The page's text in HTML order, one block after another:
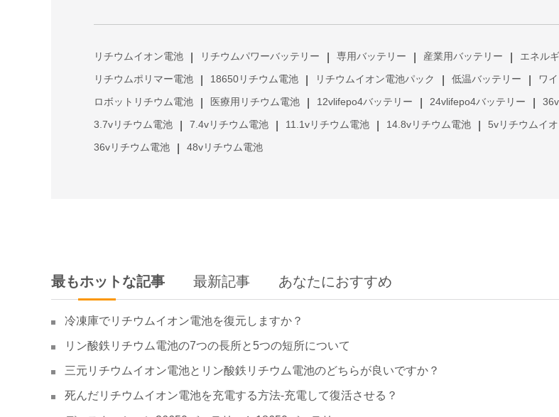
リチウムイオン電池 リチウムパワーバッテリー 専用バッテリー 産業用バッテリー エネル
リチウムポリマー電池 18650リチウム電池 リチウムイオン電池パック 低温バッテリー ワ
ロボットリチウム電池 医療用リチウム電池 12vlifepo4バッテリー 24vlifepo4バッテリー
3.7vリチウム電池 7.4vリチウム電池 11.1vリチウム電池 14.8vリチウム電池 5vリチウムイ
36vリチウム電池 48vリチウム電池
最もホットな記事 最新記事 あなたにおすすめ
冷凍庫でリチウムイオン電池を復元しますか？
リン酸鉄リチウム電池の7つの長所と5つの短所について
三元リチウムイオン電池とリン酸鉄リチウム電池のどちらが良いですか？
死んだリチウムイオン電池を充電する方法-充電して復活させる？